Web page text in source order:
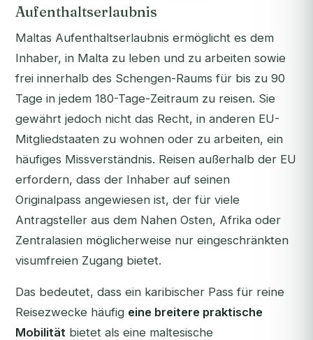
Aufenthaltserlaubnis
Maltas Aufenthaltserlaubnis ermöglicht es dem
Inhaber, in Malta zu leben und zu arbeiten sowie
frei innerhalb des Schengen-Raums für bis zu 90
Tage in jedem 180-Tage-Zeitraum zu reisen. Sie
gewährt jedoch nicht das Recht, in anderen EU-
Mitgliedstaaten zu wohnen oder zu arbeiten, ein
häufiges Missverständnis. Reisen außerhalb der EU
erfordern, dass der Inhaber auf seinen
Originalpass angewiesen ist, der für viele
Antragsteller aus dem Nahen Osten, Afrika oder
Zentralasien möglicherweise nur eingeschränkten
visumfreien Zugang bietet.
Das bedeutet, dass ein karibischer Pass für reine
Reisezwecke häufig eine breitere praktische
Mobilität bietet als eine maltesische